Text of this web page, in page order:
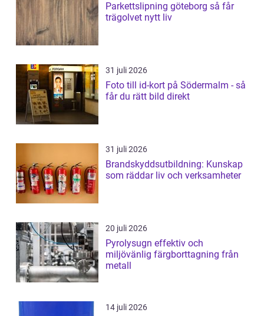
Parkettslipning göteborg så får
trägolvet nytt liv
31 juli 2026
Foto till id-kort på Södermalm - så
får du rätt bild direkt
31 juli 2026
Brandskyddsutbildning: Kunskap
som räddar liv och verksamheter
20 juli 2026
Pyrolysugn effektiv och
miljövänlig färgborttagning från
metall
14 juli 2026